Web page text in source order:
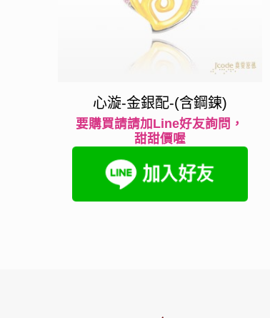
心漩-金銀配-(含鋼鍊)
要購買請請加Line好友詢問，
甜甜價喔